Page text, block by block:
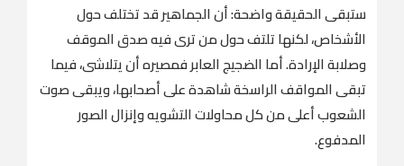
‏ستبقى الحقيقة واضحة: أن الجماهير قد تختلف حول
الأشخاص، لكنها تلتف حول من ترى فيه صدق الموقف
وصلابة الإرادة. أما الضجيج العابر فمصيره أن يتلاشى، فيما
تبقى المواقف الراسخة شاهدة على أصحابها، ويبقى صوت
الشعوب أعلى من كل محاولات التشويه وإنزال الصور
المدفوع.